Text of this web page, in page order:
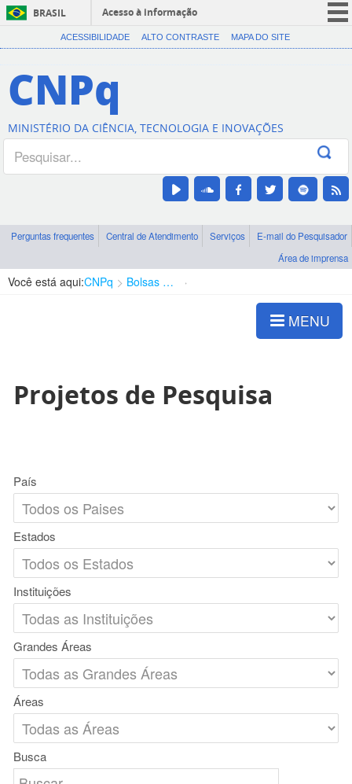
BRASIL
Acesso à informação
CORONAVÍRUS (COVID-19)
Canais
ACESSIBILIDADE ALTO CONTRASTE MAPA DO SITE
CNPq
MINISTÉRIO DA CIÊNCIA, TECNOLOGIA E INOVAÇÕES
Perguntas frequentes Central de Atendimento Serviços
E-mail do Pesquisador
Área de imprensa
Você está aqui:CNPq Bolsas e Auxílios Vigentes
MENU
Projetos de Pesquisa
País
Estados
Instituições
Grandes Áreas
Áreas
Busca